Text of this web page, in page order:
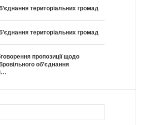
територіальних громад
територіальних громад
пропозиції щодо
об’єднання